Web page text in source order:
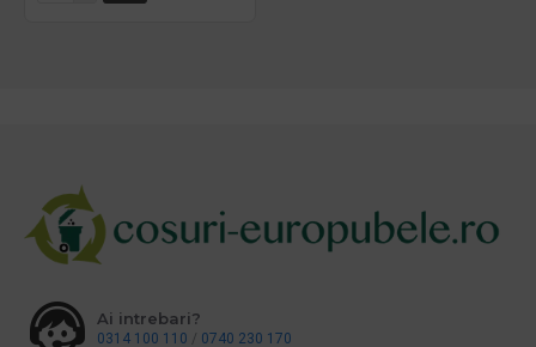
Ai intrebari?
0314 100 110 / 0740 230 170